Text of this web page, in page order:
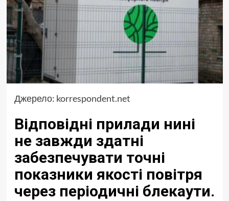
Джерело: korrespondent.net
Відповідні прилади нині
не завжди здатні
забезпечувати точні
показники якості повітря
через періодичні блекаути.